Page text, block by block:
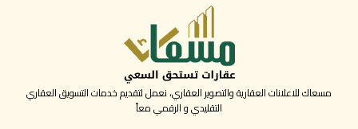
مسعاك للاعلانات العقارية والتصوير العقاري، نعمل لتقديم خدمات التسويق العقاري
التقليدي و الرقمي معاً